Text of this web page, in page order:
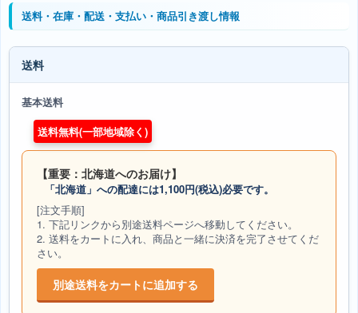
送料・在庫・配送・支払い・商品引き渡し情報
送料
基本送料
送料無料(一部地域除く)
【重要：北海道へのお届け】
「北海道」への配達には1,100円(税込)必要です。
[注文手順]
1. 下記リンクから別途送料ページへ移動してください。
2. 送料をカートに入れ、商品と一緒に決済を完了させてくだ
さい。
別途送料をカートに追加する